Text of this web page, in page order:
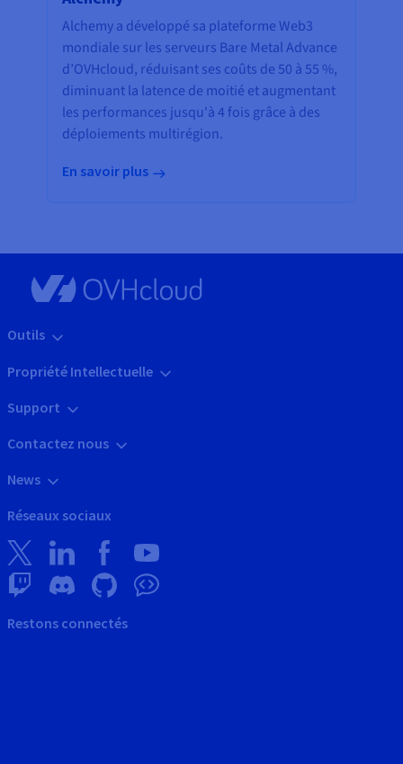
Alchemy a développé sa plateforme Web3
mondiale sur les serveurs Bare Metal Advance
d’OVHcloud, réduisant ses coûts de 50 à 55 %,
diminuant la latence de moitié et augmentant
les performances jusqu'à 4 fois grâce à des
déploiements multirégion.
En savoir plus
Outils
Propriété Intellectuelle
Support
Contactez nous
News
Réseaux sociaux
Restons connectés